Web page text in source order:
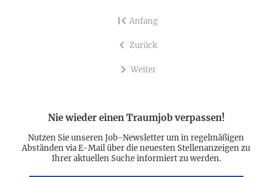
Anfang
Zurück
Weiter
Nie wieder einen Traumjob verpassen!
Nutzen Sie unseren Job-Newsletter um in regelmäßigen
Abständen via E-Mail über die neuesten Stellenanzeigen zu
Ihrer aktuellen Suche informiert zu werden.